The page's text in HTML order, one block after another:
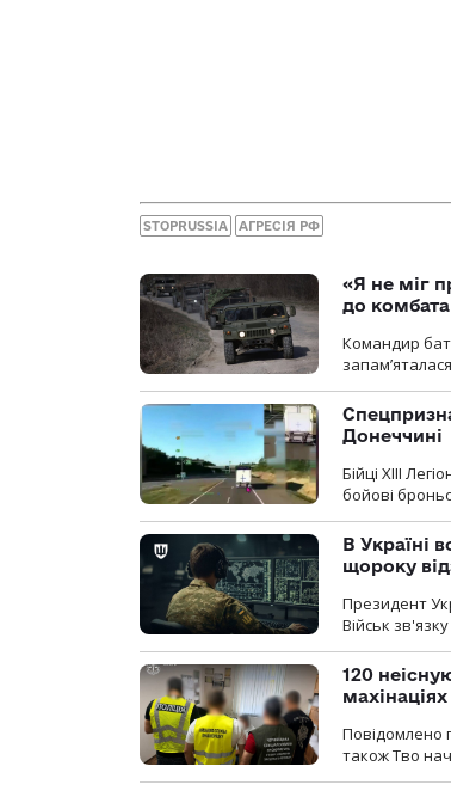
STOPRUSSIA АГРЕСІЯ РФ
«Я не міг
до комбата
Командир
Донеччині
Бійці ХІІІ
бойові
В Україні
щороку
Президент
Військ
120
Повідомлено
також Тво